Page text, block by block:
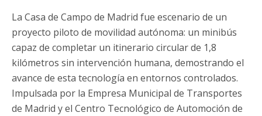
La Casa de Campo de Madrid fue escenario de un
proyecto piloto de movilidad autónoma: un minibús
capaz de completar un itinerario circular de 1,8
kilómetros sin intervención humana, demostrando el
avance de esta tecnología en entornos controlados.
Impulsada por la Empresa Municipal de Transportes
de Madrid y el Centro Tecnológico de Automoción de